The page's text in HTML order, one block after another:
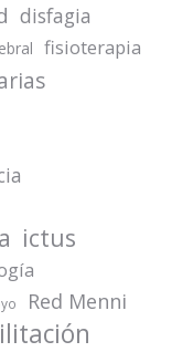
disfagia
fisioterapia
ictus
Red Menni